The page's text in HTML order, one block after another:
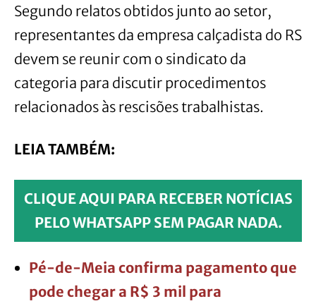
Segundo relatos obtidos junto ao setor,
representantes da empresa calçadista do RS
devem se reunir com o sindicato da
categoria para discutir procedimentos
relacionados às rescisões trabalhistas.
LEIA TAMBÉM:
CLIQUE AQUI PARA RECEBER NOTÍCIAS
PELO WHATSAPP SEM PAGAR NADA.
Pé-de-Meia confirma pagamento que
pode chegar a R$ 3 mil para